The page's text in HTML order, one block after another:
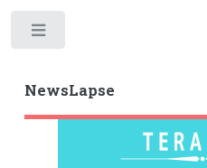
NewsLapse